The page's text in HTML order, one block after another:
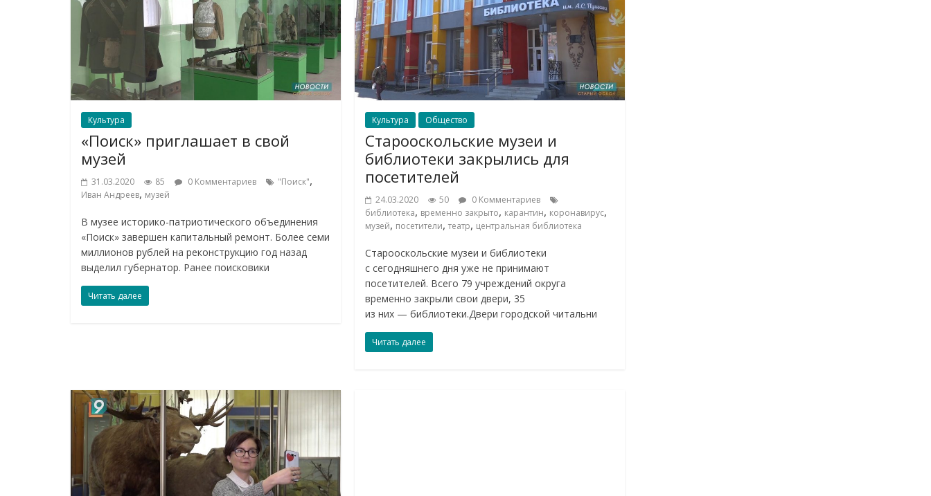
Культура
«Поиск» приглашает в свой
музей
31.03.2020 85 0 Комментариев "Поиск",
Иван Андреев, музей
В музее историко-патриотического объединения
«Поиск» завершен капитальный ремонт. Более семи
миллионов рублей на реконструкцию год назад
выделил губернатор. Ранее поисковики
Читать далее
Культура Общество
Старооскольские музеи и
библиотеки закрылись для
посетителей
24.03.2020 50
0 Комментариев
библиотека, временно закрыто, карантин, коронавирус,
музей, посетители,театр, центральная библиотека
Старооскольские музеи и библиотеки
с сегодняшнего дня уже не принимают
посетителей. Всего 79 учреждений округа
временно закрыли свои двери, 35
из них — библиотеки.Двери городской читальни
Читать далее